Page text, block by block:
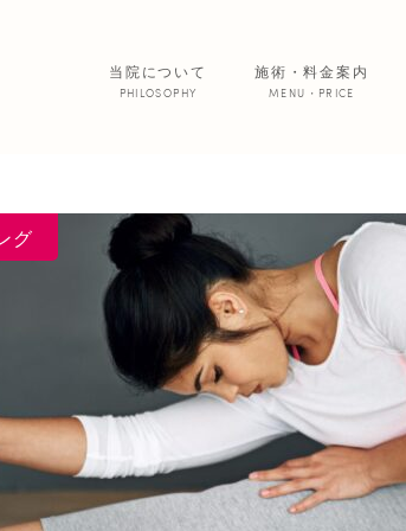
当院について
PHILOSOPHY
施術・料金案内
MENU・PRICE
グ